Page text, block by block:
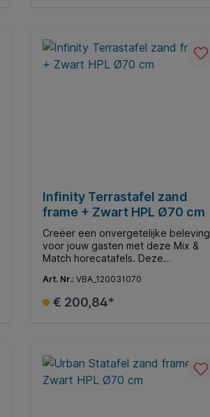
Infinity Terrastafel zand
frame + Zwart HPL Ø70 cm
Creëer een onvergetelijke beleving
voor jouw gasten met deze Mix &
Match horecatafels. Deze
restaurants, gezellige terrassen en
andere horecagelegenheden de
mogelijkheid om middels diverse
Art. Nr.: VBA_120031070
€ 200,84*